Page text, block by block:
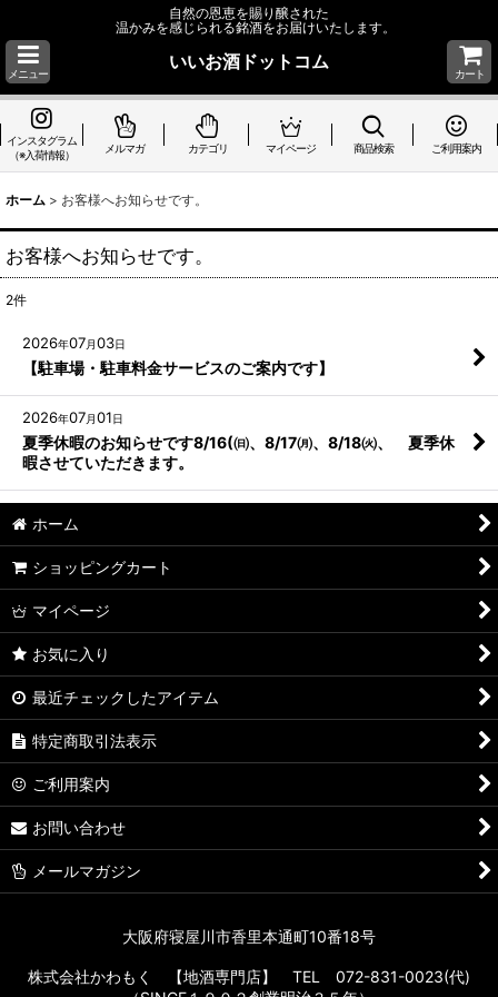
自然の恩恵を賜り醸された
温かみを感じられる銘酒をお届けいたします。
メニュー
いいお酒ドットコム
カート
インスタグラム
（※入荷情報）
メルマガ カテゴリ マイページ 商品検索 ご利用案内
ホーム > お客様へお知らせです。
お客様へお知らせです。
2件
2026年07月03日
【駐車場・駐車料金サービスのご案内です】
2026年07月01日
夏季休暇のお知らせです8/16(㈰、8/17㈪、8/18㈫、 夏季休
暇させていただきます。
ホーム
ショッピングカート
マイページ
お気に入り
最近チェックしたアイテム
特定商取引法表示
ご利用案内
お問い合わせ
メールマガジン
大阪府寝屋川市香里本通町10番18号
株式会社かわもく 【地酒専門店】 TEL 072-831-0023(代)